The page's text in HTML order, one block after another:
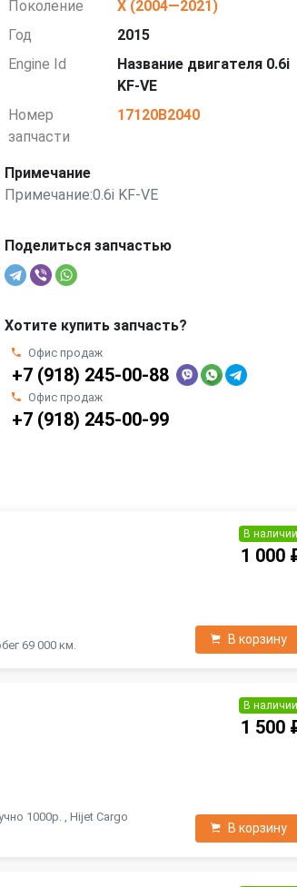
Поколение
X (2004—2021)
Год
2015
Engine Id
Название двигателя 0.6i
KF-VE
Номер
запчасти
17120B2040
Примечание
Примечание:0.6i KF-VE
Поделиться запчастью
Хотите купить запчасть?
Офис продаж
+7 (918) 245-00-88
Офис продаж
+7 (918) 245-00-99
69 000 км.
В
1 000
В корзину
1000р. , Hijet Cargo
В
1 500
В корзину